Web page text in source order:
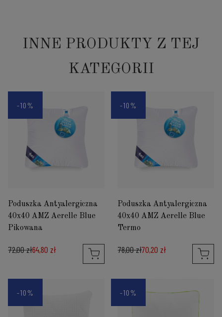
INNE PRODUKTY Z TEJ
KATEGORII
Poduszka Antyalergiczna
40x40 AMZ Aerelle Blue
Pikowana
72,00 zł64,80 zł
-10%
Poduszka Antyalergiczna
40x40 AMZ Aerelle Blue
Termo
78,00 zł70,20 zł
-10%
-10% -10%